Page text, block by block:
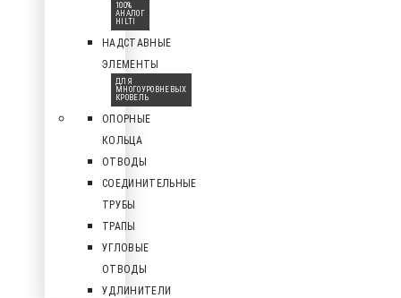
100%
АНАЛОГ
HILTI
НАДСТАВНЫЕ
ЭЛЕМЕНТЫ
ДЛЯ
МНОГОУРОВНЕВЫХ
КРОВЕЛЬ
ОПОРНЫЕ
КОЛЬЦА
ОТВОДЫ
СОЕДИНИТЕЛЬНЫЕ
ТРУБЫ
ТРАПЫ
УГЛОВЫЕ
ОТВОДЫ
УДЛИНИТЕЛИ